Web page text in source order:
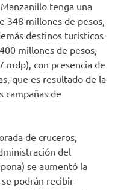
tenga una
348 millones de pesos,
destinos turísticos
millones de pesos,
mdp), con presencia de
que es resultado de la
campañas de
de cruceros,
del
se aumentó la
podrán recibir